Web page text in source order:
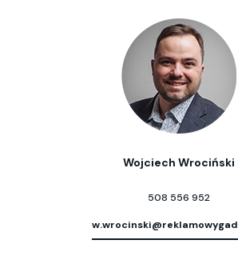
Wojciech Wrociński
508 556 952